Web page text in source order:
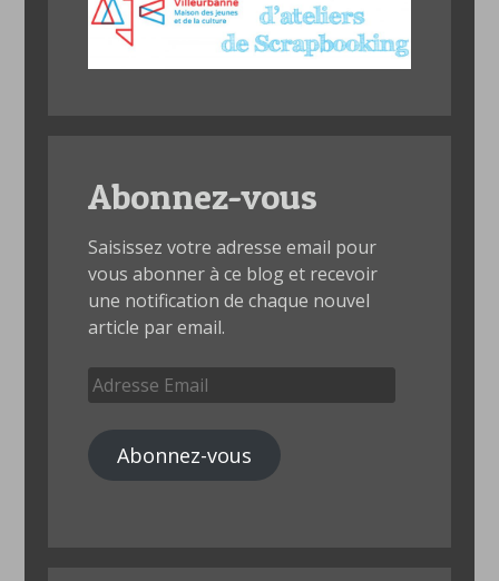
Abonnez-vous
Saisissez votre adresse email pour
vous abonner à ce blog et recevoir
une notification de chaque nouvel
article par email.
Adresse
Email
Abonnez-vous